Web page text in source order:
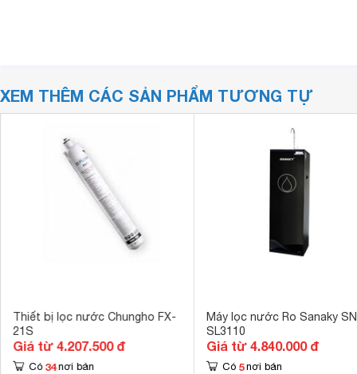
XEM THÊM CÁC SẢN PHẨM TƯƠNG TỰ
Thiết bị lọc nước Chungho FX-
21S
Giá từ 4.207.500 đ
Có 34 nơi bán
Máy lọc nước Ro Sanaky
SL3110
Giá từ 4.840.000 đ
Có 5 nơi bán